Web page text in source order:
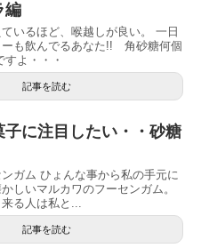
編
いるほど、喉越しが良い。 一日
ーも飲んでるあなた!! 角砂糖何個
よ・・・
記事を読む
子に注目したい・・砂糖
ガム ひょんな事から私の手元に
しいマルカワのフーセンガム。
る人は私と...
記事を読む